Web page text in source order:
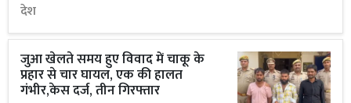
देश
जुआ खेलते समय हुए विवाद में चाकू के
प्रहार से चार घायल, एक की हालत
गंभीर,केस दर्ज, तीन गिरफ्तार